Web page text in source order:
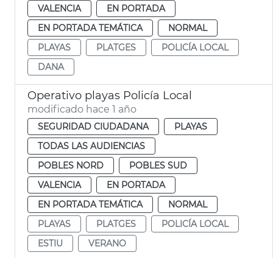
VALENCIA
EN PORTADA
EN PORTADA TEMÁTICA
NORMAL
PLAYAS
PLATGES
POLICÍA LOCAL
DANA
Operativo playas Policía Local
modificado hace 1 año
SEGURIDAD CIUDADANA
PLAYAS
TODAS LAS AUDIENCIAS
POBLES NORD
POBLES SUD
VALENCIA
EN PORTADA
EN PORTADA TEMÁTICA
NORMAL
PLAYAS
PLATGES
POLICÍA LOCAL
ESTIU
VERANO